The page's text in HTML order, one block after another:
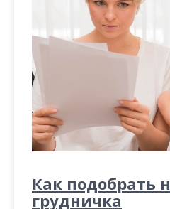
Как подобрать
грудничка